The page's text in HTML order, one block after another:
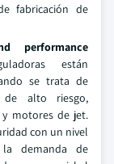
fabricación de
performance
están
se trata de
de alto riesgo,
y motores de jet.
con un nivel
demanda de